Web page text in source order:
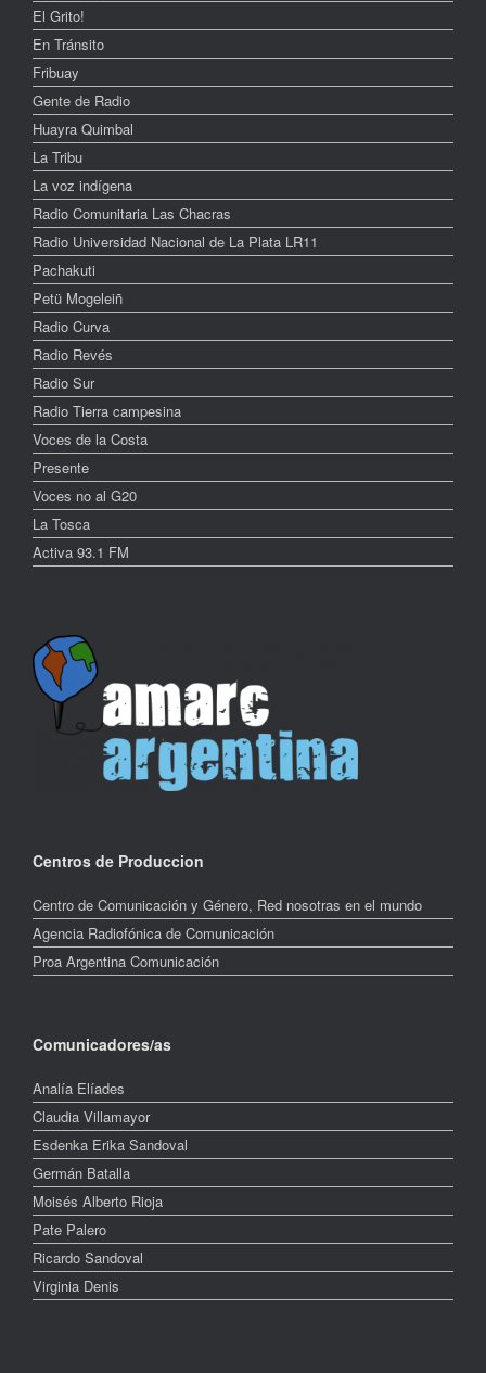
El Grito!
En Tránsito
Fribuay
Gente de Radio
Huayra Quimbal
La Tribu
La voz indígena
Radio Comunitaria Las Chacras
Radio Universidad Nacional de La Plata LR11
Pachakuti
Petü Mogeleiñ
Radio Curva
Radio Revés
Radio Sur
Radio Tierra campesina
Voces de la Costa
Presente
Voces no al G20
La Tosca
Activa 93.1 FM
Centros de Produccion
Centro de Comunicación y Género, Red nosotras en el mundo
Agencia Radiofónica de Comunicación
Proa Argentina Comunicación
Comunicadores/as
Analía Elíades
Claudia Villamayor
Esdenka Erika Sandoval
Germán Batalla
Moisés Alberto Rioja
Pate Palero
Ricardo Sandoval
Virginia Denis